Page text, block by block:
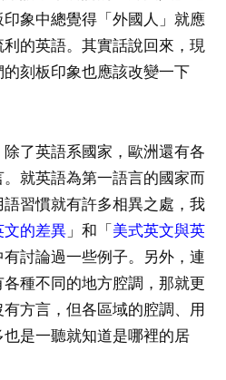
象中總覺得「外國人」就應
的英語。其實話說回來，現
刻板印象也應該改變一下
了英語系國家，歐洲還有各
就英語為第一語言的國家而
習慣就有許多相異之處，我
文的差異 」和「 美式英文與英
有討論過一些例子。另外，連
種不同的地方腔調，那就更
方言，但各區域的腔調、用
是一聽就知道是哪裡的居